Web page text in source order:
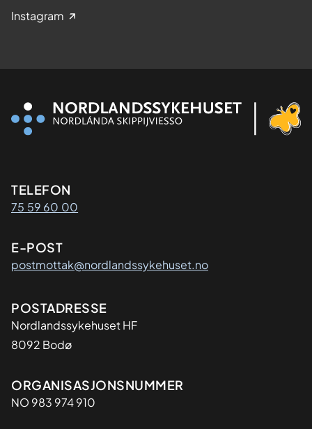
Instagram
Kontaktinformasjon
TELEFON
75 59 60 00
E-POST
postmottak@nordlandssykehuset.no
Adresse
POSTADRESSE
Nordlandssykehuset HF
8092 Bodø
Organisasjon
ORGANISASJONSNUMMER
NO 983 974 910